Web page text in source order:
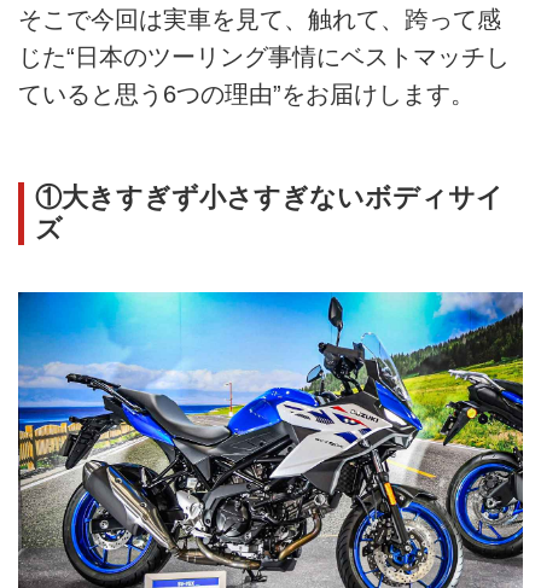
そこで今回は実車を見て、触れて、跨って感
じた“日本のツーリング事情にベストマッチし
ていると思う6つの理由”をお届けします。
①大きすぎず小さすぎないボディサイ
ズ